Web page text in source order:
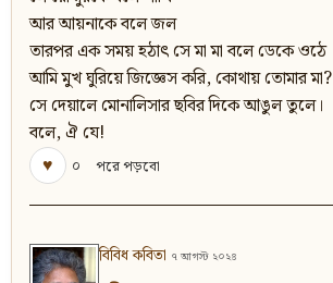
আর আয়নাকে বলে জল
তারপর এক সময় হঠাৎ সে মা মা বলে ডেকে ওঠে
আমি মুখ ঘুরিয়ে জিজ্ঞেস করি, কোথায় তোমার মা?
সে দেয়ালে মোনালিসার ছবির দিকে আঙুল তুলে।
বলে, ঐ যে!
♥
০ পরে পড়বো
বিবিধ কবিতা ৭ আগস্ট ২০২৪